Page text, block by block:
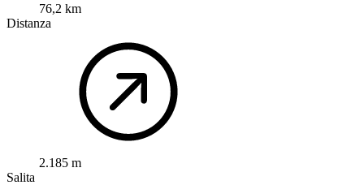
76,2 km
Distanza
2.185 m
Salita